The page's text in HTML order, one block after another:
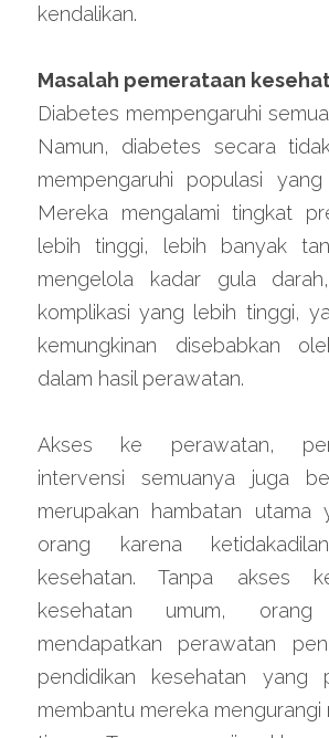
kendalikan.
Masalah pemerataan
Diabetes mempengaruhi
Namun, diabetes secara
mempengaruhi populasi yang
Mereka mengalami tingkat
lebih tinggi, lebih banyak
mengelola kadar gula
komplikasi yang lebih tinggi,
kemungkinan disebabkan
dalam hasil perawatan.
Akses ke perawatan,
intervensi semuanya juga
merupakan hambatan utama
orang karena
kesehatan. Tanpa akses
kesehatan umum,
mendapatkan perawatan
pendidikan kesehatan yang
membantu mereka mengurangi